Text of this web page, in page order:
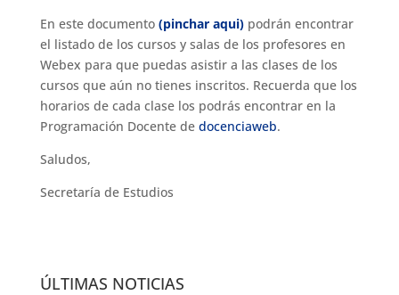
En este documento (pinchar aqui)podrán encontrar
el listado de los cursos y salas de los profesores en
Webex para que puedas asistir a las clases de los
cursos que aún no tienes inscritos. Recuerda que los
horarios de cada clase los podrás encontrar en la
Programación Docente de docenciaweb.
Saludos,
Secretaría de Estudios
ÚLTIMAS NOTICIAS